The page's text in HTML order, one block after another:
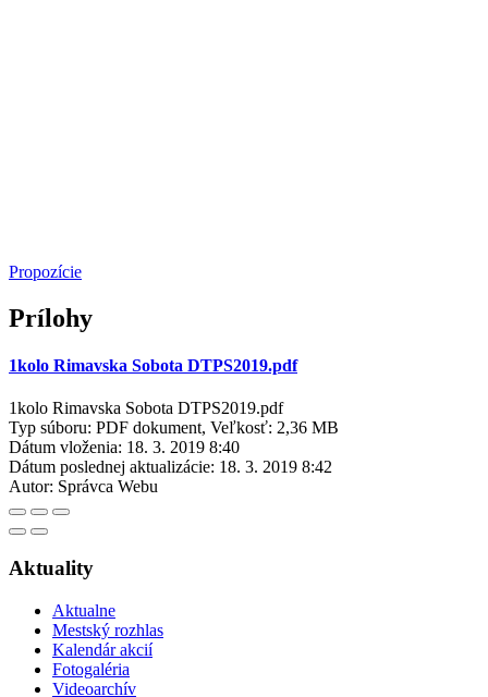
Propozície
Prílohy
1kolo Rimavska Sobota DTPS2019.pdf
1kolo Rimavska Sobota DTPS2019.pdf
Typ súboru: PDF dokument, Veľkosť: 2,36 MB
Dátum vloženia: 18. 3. 2019 8:40
Dátum poslednej aktualizácie: 18. 3. 2019 8:42
Autor: Správca Webu
Aktuality
Aktualne
Mestský rozhlas
Kalendár akcií
Fotogaléria
Videoarchív